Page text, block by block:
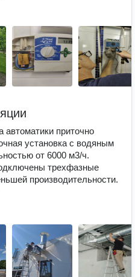
приточно
установка с водяным
от 6000 м3/ч.
трехфазные
производительности.